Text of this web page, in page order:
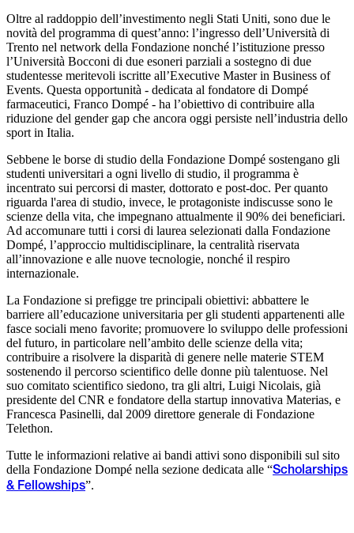
Oltre al raddoppio dell’investimento negli Stati Uniti, sono due le
novità del programma di quest’anno: l’ingresso dell’Università di
Trento nel network della Fondazione nonché l’istituzione presso
l’Università Bocconi di due esoneri parziali a sostegno di due
studentesse meritevoli iscritte all’Executive Master in Business of
Events. Questa opportunità - dedicata al fondatore di Dompé
farmaceutici, Franco Dompé - ha l’obiettivo di contribuire alla
riduzione del gender gap che ancora oggi persiste nell’industria dello
sport in Italia.
Sebbene le borse di studio della Fondazione Dompé sostengano gli
studenti universitari a ogni livello di studio, il programma è
incentrato sui percorsi di master, dottorato e post-doc. Per quanto
riguarda l'area di studio, invece, le protagoniste indiscusse sono le
scienze della vita, che impegnano attualmente il 90% dei beneficiari.
Ad accomunare tutti i corsi di laurea selezionati dalla Fondazione
Dompé, l’approccio multidisciplinare, la centralità riservata
all’innovazione e alle nuove tecnologie, nonché il respiro
internazionale.
La Fondazione si prefigge tre principali obiettivi: abbattere le
barriere all’educazione universitaria per gli studenti appartenenti alle
fasce sociali meno favorite; promuovere lo sviluppo delle professioni
del futuro, in particolare nell’ambito delle scienze della vita;
contribuire a risolvere la disparità di genere nelle materie STEM
sostenendo il percorso scientifico delle donne più talentuose. Nel
suo comitato scientifico siedono, tra gli altri, Luigi Nicolais, già
presidente del CNR e fondatore della startup innovativa Materias, e
Francesca Pasinelli, dal 2009 direttore generale di Fondazione
Telethon.
Tutte le informazioni relative ai bandi attivi sono disponibili sul sito
della Fondazione Dompé nella sezione dedicata alle “Scholarships
& Fellowships”.